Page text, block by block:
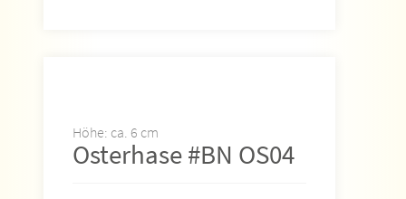
Höhe: ca. 6 cm
Osterhase #BN OS04